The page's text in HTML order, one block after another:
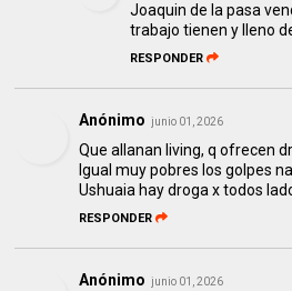
Joaquin de la pasa
trabajo tienen y lleno
RESPONDER
Anónimo junio 01, 2026
Que allanan living, q ofrecen
Igual muy pobres los golpes
Ushuaia hay droga x todos
RESPONDER
Anónimo junio 01, 2026